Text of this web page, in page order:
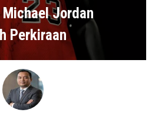
Jordan
Perkiraan